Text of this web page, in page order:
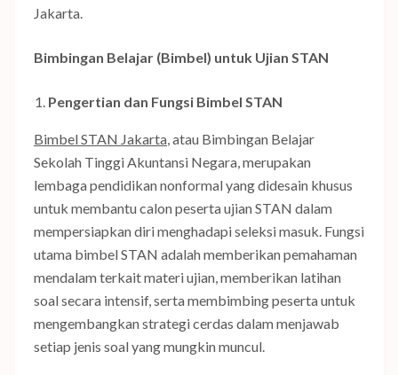
Jakarta.
Bimbingan Belajar (Bimbel) untuk Ujian STAN
Pengertian dan Fungsi Bimbel STAN
Bimbel STAN Jakarta, atau Bimbingan Belajar
Sekolah Tinggi Akuntansi Negara, merupakan
lembaga pendidikan nonformal yang didesain khusus
untuk membantu calon peserta ujian STAN dalam
mempersiapkan diri menghadapi seleksi masuk. Fungsi
utama bimbel STAN adalah memberikan pemahaman
mendalam terkait materi ujian, memberikan latihan
soal secara intensif, serta membimbing peserta untuk
mengembangkan strategi cerdas dalam menjawab
setiap jenis soal yang mungkin muncul.